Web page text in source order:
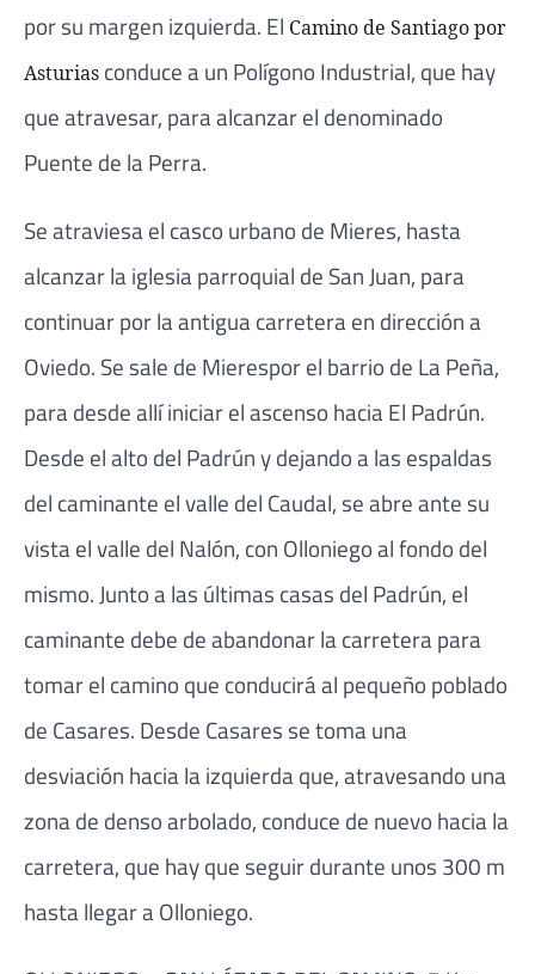
por su margen izquierda. El Camino de Santiago por
Asturias conduce a un Polígono Industrial, que hay
que atravesar, para alcanzar el denominado
Puente de la Perra.
Se atraviesa el casco urbano de Mieres, hasta
alcanzar la iglesia parroquial de San Juan, para
continuar por la antigua carretera en dirección a
Oviedo. Se sale de Mierespor el barrio de La Peña,
para desde allí iniciar el ascenso hacia El Padrún.
Desde el alto del Padrún y dejando a las espaldas
del caminante el valle del Caudal, se abre ante su
vista el valle del Nalón, con Olloniego al fondo del
mismo. Junto a las últimas casas del Padrún, el
caminante debe de abandonar la carretera para
tomar el camino que conducirá al pequeño poblado
de Casares. Desde Casares se toma una
desviación hacia la izquierda que, atravesando una
zona de denso arbolado, conduce de nuevo hacia la
carretera, que hay que seguir durante unos 300 m
hasta llegar a Olloniego.